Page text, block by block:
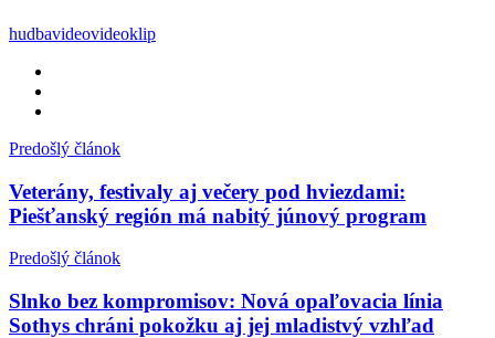
hudbavideovideoklip
Predošlý článok
Veterány, festivaly aj večery pod hviezdami:
Piešťanský región má nabitý júnový program
Predošlý článok
Slnko bez kompromisov: Nová opaľovacia línia
Sothys chráni pokožku aj jej mladistvý vzhľad